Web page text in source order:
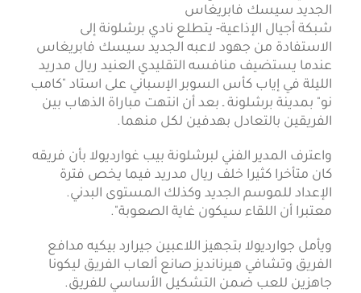
شبكة أجيال الإذاعية- يتطلع نادي برشلونة إلى
الاستفادة من جهود لاعبه الجديد سيسك فابريغاس
عندما يستضيف منافسه التقليدي العنيد ريال مدريد
الليلة في إياب كأس السوبر الإسباني على استاد "كامب
نو" بمدينة برشلونة ـ بعد أن انتهت مباراة الذهاب بين
الفريقين بالتعادل بهدفين لكل منهما.
واعترف المدير الفني لبرشلونة بيب غوارديولا بأن فريقه
كان متأخرا كثيرا خلف ريال مدريد فيما يخص فترة
الإعداد للموسم الجديد وكذلك المستوى البدني.
معتبرا أن اللقاء سيكون غاية الصعوبة".
ويأمل جوارديولا بتجهيز اللاعبين جيرارد بيكيه مدافع
الفريق وتشافي هيرنانديز صانع ألعاب الفريق ليكونا
جاهزين للعب ضمن التشكيل الأساسي للفريق.